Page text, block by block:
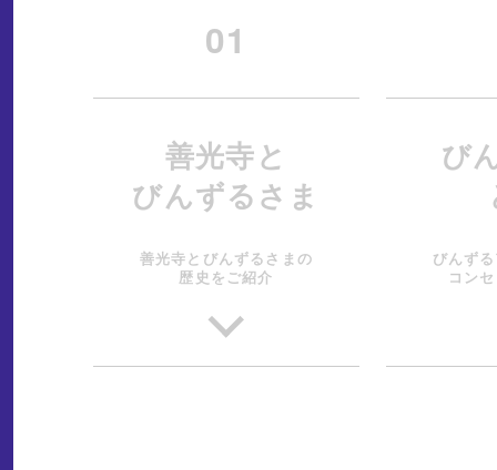
01
善光寺と
びんずるさま
善光寺とびんずるさまの
歴史をご紹介
び
びんず
コン